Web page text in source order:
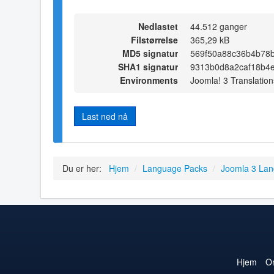
Nedlastet
44.512 ganger
Filstørrelse
365,29 kB
MD5 signatur
SHA1 signatur
Environments
Joomla! 3
Last ned nå
Du er her: Hjem / Language Packs / Joomla 3
Hjem